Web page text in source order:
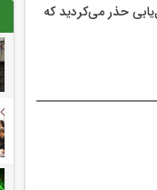
حذر می‌کردید که